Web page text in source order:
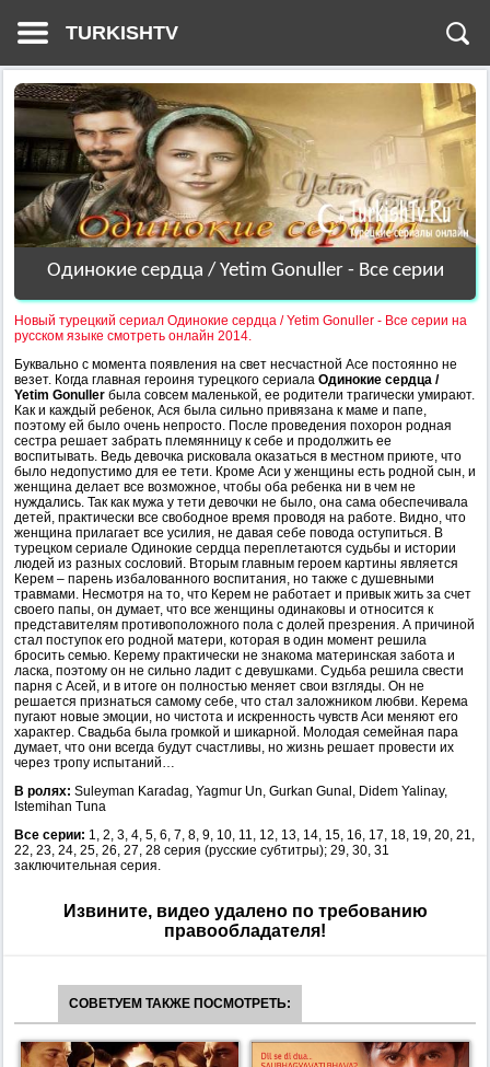
TURKISHTV
Одинокие сердца / Yetim Gonuller - Все серии
Новый турецкий сериал Одинокие сердца / Yetim Gonuller - Все серии на
русском языке смотреть онлайн 2014.
Буквально с момента появления на свет несчастной Асе постоянно не
везет. Когда главная героиня турецкого сериала Одинокие сердца /
Yetim Gonuller была совсем маленькой, ее родители трагически умирают.
Как и каждый ребенок, Ася была сильно привязана к маме и папе,
поэтому ей было очень непросто. После проведения похорон родная
сестра решает забрать племянницу к себе и продолжить ее
воспитывать. Ведь девочка рисковала оказаться в местном приюте, что
было недопустимо для ее тети. Кроме Аси у женщины есть родной сын, и
женщина делает все возможное, чтобы оба ребенка ни в чем не
нуждались. Так как мужа у тети девочки не было, она сама обеспечивала
детей, практически все свободное время проводя на работе. Видно, что
женщина прилагает все усилия, не давая себе повода оступиться. В
турецком сериале Одинокие сердца переплетаются судьбы и истории
людей из разных сословий. Вторым главным героем картины является
Керем – парень избалованного воспитания, но также с душевными
травмами. Несмотря на то, что Керем не работает и привык жить за счет
своего папы, он думает, что все женщины одинаковы и относится к
представителям противоположного пола с долей презрения. А причиной
стал поступок его родной матери, которая в один момент решила
бросить семью. Керему практически не знакома материнская забота и
ласка, поэтому он не сильно ладит с девушками. Судьба решила свести
парня с Асей, и в итоге он полностью меняет свои взгляды. Он не
решается признаться самому себе, что стал заложником любви. Керема
пугают новые эмоции, но чистота и искренность чувств Аси меняют его
характер. Свадьба была громкой и шикарной. Молодая семейная пара
думает, что они всегда будут счастливы, но жизнь решает провести их
через тропу испытаний…
В ролях: Suleyman Karadag, Yagmur Un, Gurkan Gunal, Didem Yalinay,
Istemihan Tuna
Все серии: 1, 2, 3, 4, 5, 6, 7, 8, 9, 10, 11, 12, 13, 14, 15, 16, 17, 18, 19, 20, 21,
22, 23, 24, 25, 26, 27, 28 серия (русские субтитры); 29, 30, 31
заключительная серия.
Извините, видео удалено по требованию
правообладателя!
СОВЕТУЕМ ТАКЖЕ ПОСМОТРЕТЬ: